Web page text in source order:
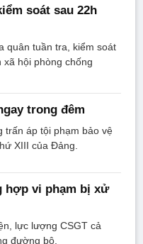
XIII của Đảng.
hợp vi phạm bị xử
đường bộ.